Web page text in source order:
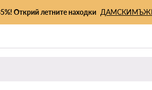
Открий летните находки ДАМСКИ